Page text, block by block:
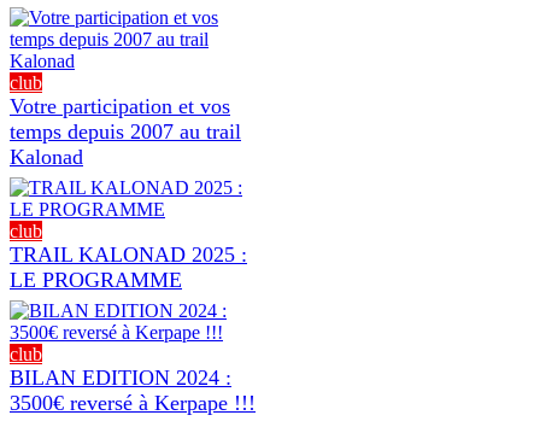
club
Votre participation et vos
temps depuis 2007 au trail
Kalonad
club
TRAIL KALONAD 2025 :
LE PROGRAMME
club
BILAN EDITION 2024 :
3500€ reversé à Kerpape !!!